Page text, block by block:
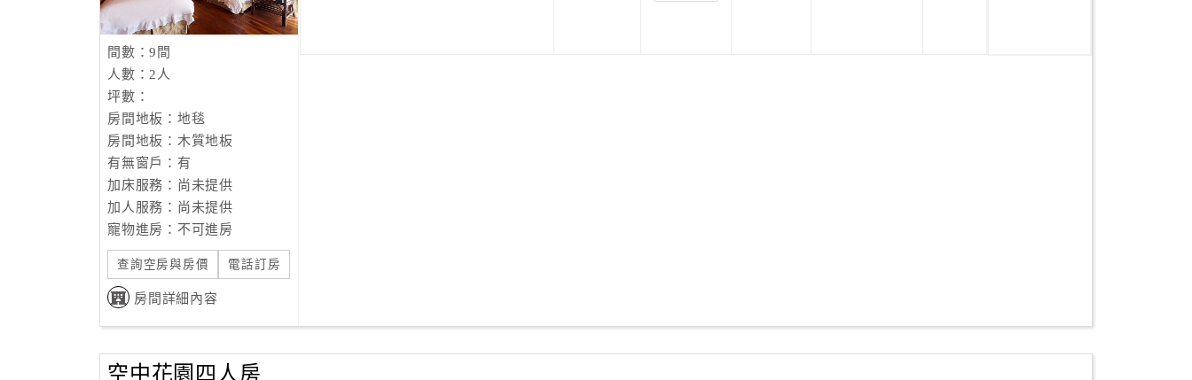
間數：9間
人數：2人
坪數：
房間地板：地毯
房間地板：木質地板
有無窗戶：有
加床服務：尚未提供
加人服務：尚未提供
寵物進房：不可進房
查詢空房與房價 電話訂房
房間詳細內容
空中花園四人房